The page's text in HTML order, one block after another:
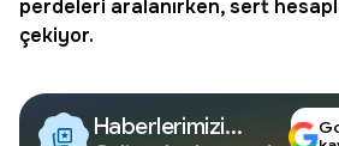
perdeleri aralanırken, sert
çekiyor.
Haberlerimizi